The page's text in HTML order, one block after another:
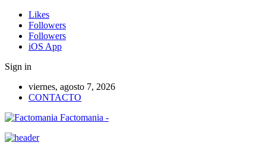
Likes
Followers
Followers
iOS App
Sign in
viernes, agosto 7, 2026
CONTACTO
Factomania -